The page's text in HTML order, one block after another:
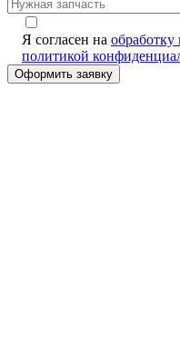
Я согласен на
политикой